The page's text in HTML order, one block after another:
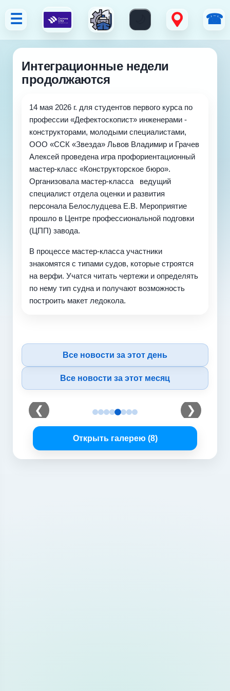
☰ ☎
Интеграционные недели
продолжаются
14 мая 2026 г. для студентов первого курса по
профессии «Дефектоскопист» инженерами -
конструкторами, молодыми специалистами,
ООО «ССК «Звезда» Львов Владимир и Грачев
Алексей проведена игра профориентационный
мастер-класс «Конструкторское бюро».
Организовала мастер-класса ведущий
специалист отдела оценки и развития
персонала Белослудцева Е.В. Мероприятие
прошло в Центре профессиональной подговки
(ЦПП) завода.
В процессе мастер-класса участники
знакомятся с типами судов, которые строятся
на верфи. Учатся читать чертежи и определять
по нему тип судна и получают возможность
построить макет ледокола.
Все новости за этот день
Все новости за этот месяц
❮ ❯
Открыть галерею (8)